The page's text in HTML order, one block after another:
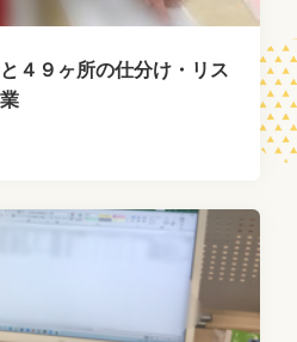
４９ヶ所の仕分け・リス